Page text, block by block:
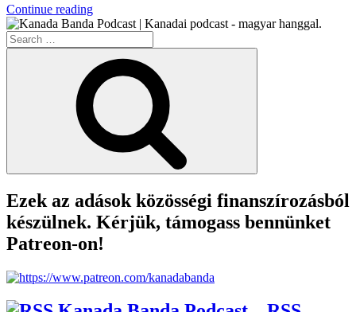
Continue reading“KB042
–
Szülőség
Hivatás
#1”
Search
for:
Ezek az adások közösségi finanszírozásból
készülnek. Kérjük, támogass bennünket
Patreon-on!